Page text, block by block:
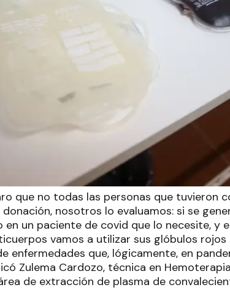
que no todas las personas que tuvieron
donación, nosotros lo evaluamos: si se
en un paciente de covid que lo necesite, y
vamos a utilizar sus glóbulos
enfermedades que, lógicamente, en
Zulema Cardozo, técnica en
de extracción de plasma de